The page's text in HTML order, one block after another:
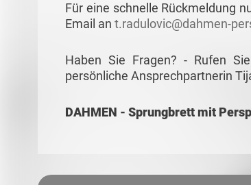
Für eine schnelle Rückmeldung
Email an t.radulovic@dahmen-
Haben Sie Fragen? - Rufen
persönliche Ansprechpartnerin
DAHMEN - Sprungbrett mit